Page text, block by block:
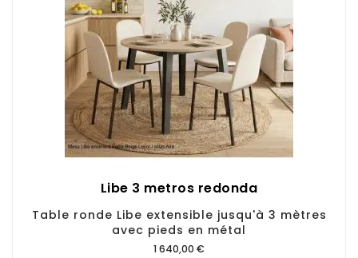
Libe 3 metros redonda
Table ronde Libe extensible jusqu'à 3 mètres
avec pieds en métal
Prix
1 640,00 €